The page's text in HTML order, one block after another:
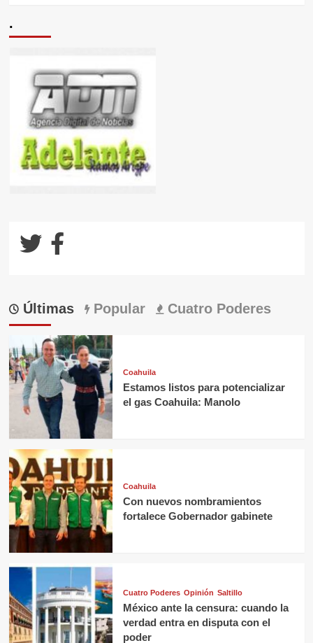
.
Últimas Popular Cuatro Poderes
Coahuila
Estamos listos para potencializar
el gas Coahuila: Manolo
Coahuila
Con nuevos nombramientos
fortalece Gobernador gabinete
Cuatro Poderes Opinión Saltillo
México ante la censura: cuando la
verdad entra en disputa con el
poder